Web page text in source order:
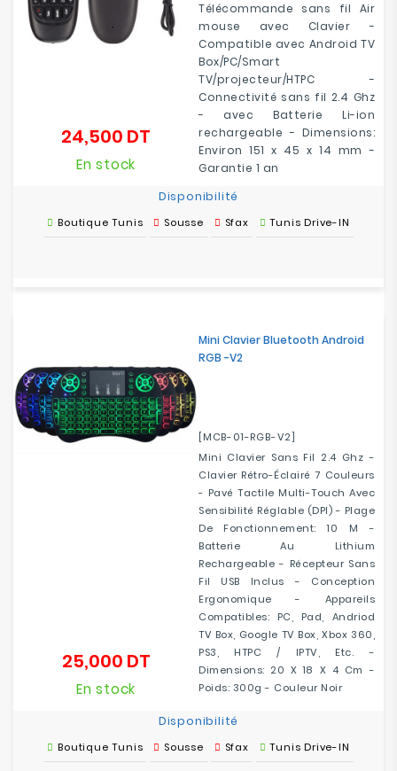
Télécommande sans fil Air
mouse avec Clavier -
Compatible avec Android TV
Box/PC/Smart
TV/projecteur/HTPC -
Connectivité sans fil 2.4 Ghz
- avec Batterie Li-ion
rechargeable - Dimensions:
Environ 151 x 45 x 14 mm -
Garantie 1 an
24,500 DT
En stock
Disponibilité
Boutique Tunis Sousse Sfax Tunis Drive-IN
Mini Clavier Bluetooth Android
RGB -V2
[MCB-01-RGB-V2]
Mini Clavier Sans Fil 2.4 Ghz -
Clavier Rétro-Éclairé 7 Couleurs
- Pavé Tactile Multi-Touch Avec
Sensibilité Réglable (DPI) - Plage
De Fonctionnement: 10 M -
Batterie Au Lithium
Rechargeable - Récepteur Sans
Fil USB Inclus - Conception
Ergonomique - Appareils
Compatibles: PC, Pad, Andriod
TV Box, Google TV Box, Xbox 360,
PS3, HTPC / IPTV, Etc. -
Dimensions: 20 X 18 X 4 Cm -
Poids: 300g - Couleur Noir
25,000 DTPrix
En stock
Disponibilité
Boutique Tunis Sousse Sfax Tunis Drive-IN